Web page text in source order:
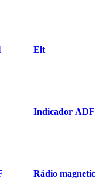
Elt
Indicador ADF
Rádio magnetic